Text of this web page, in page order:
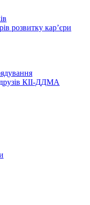
розвитку кар’єри
КІІ-ДДМА